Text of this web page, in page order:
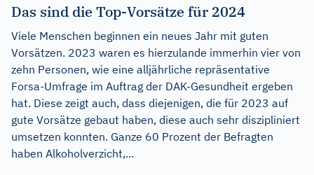
Das sind die Top-Vorsätze für 2024
Viele Menschen beginnen ein neues Jahr mit guten
Vorsätzen. 2023 waren es hierzulande immerhin vier von
zehn Personen, wie eine alljährliche repräsentative
Forsa-Umfrage im Auftrag der DAK-Gesundheit ergeben
hat. Diese zeigt auch, dass diejenigen, die für 2023 auf
gute Vorsätze gebaut haben, diese auch sehr diszipliniert
umsetzen konnten. Ganze 60 Prozent der Befragten
haben Alkoholverzicht,...